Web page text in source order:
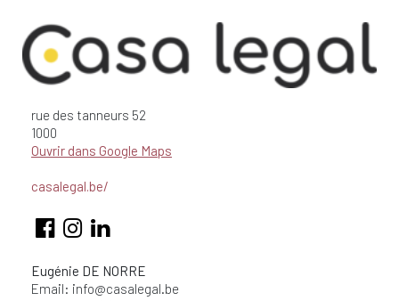
rue des tanneurs 52
1000
Ouvrir dans Google Maps
casalegal.be/
Eugénie DE NORRE
Email: info@casalegal.be